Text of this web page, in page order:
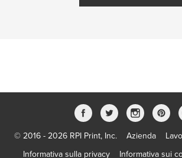
© 2016 - 2026 RPI Print, Inc. Azienda
Informativa sulla privacy
Informativa sui